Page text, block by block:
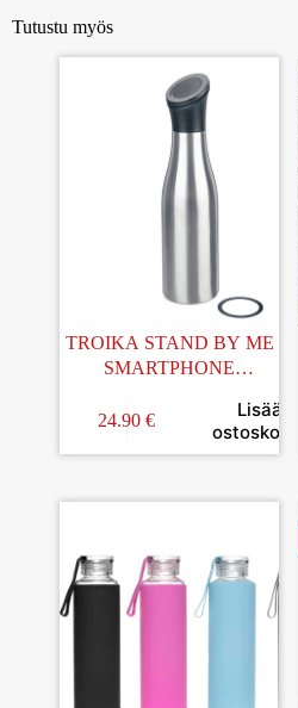
Tutustu myös
TROIKA STAND BY ME
SMARTPHONE
24.90 €
Lisää
ostoskoriin